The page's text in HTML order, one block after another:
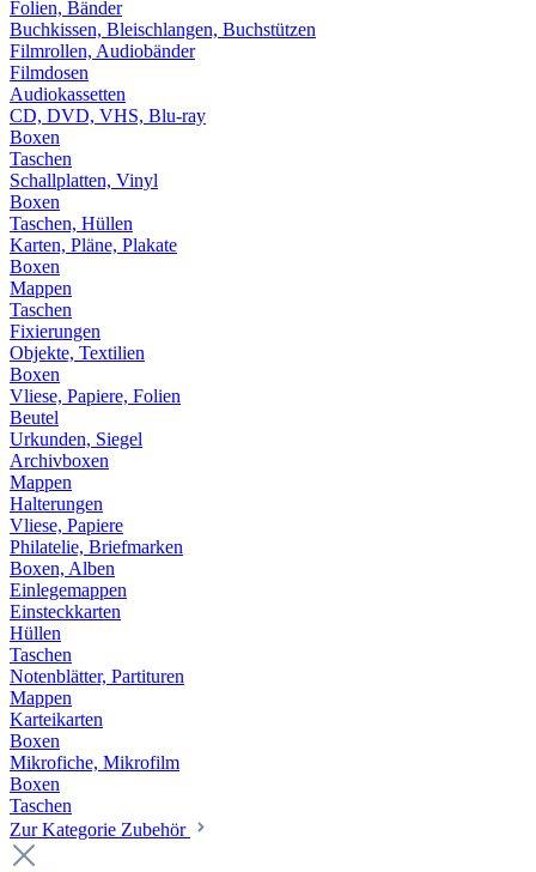
Folien, Bänder
Buchkissen, Bleischlangen, Buchstützen
Filmrollen, Audiobänder
Filmdosen
Audiokassetten
CD, DVD, VHS, Blu-ray
Boxen
Taschen
Schallplatten, Vinyl
Boxen
Taschen, Hüllen
Karten, Pläne, Plakate
Boxen
Mappen
Taschen
Fixierungen
Objekte, Textilien
Boxen
Vliese, Papiere, Folien
Beutel
Urkunden, Siegel
Archivboxen
Mappen
Halterungen
Vliese, Papiere
Philatelie, Briefmarken
Boxen, Alben
Einlegemappen
Einsteckkarten
Hüllen
Taschen
Notenblätter, Partituren
Mappen
Karteikarten
Boxen
Mikrofiche, Mikrofilm
Boxen
Taschen
Zur Kategorie Zubehör